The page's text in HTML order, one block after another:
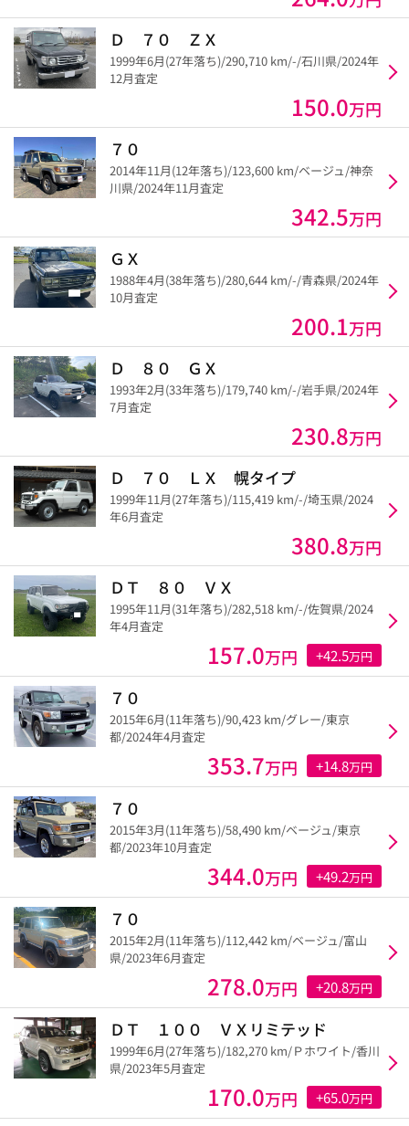
Ｄ ７０ ＺＸ
1999年6月(27年落ち)/290,710 km/-/石川県/2024年
12月査定
150.0万円
７０
2014年11月(12年落ち)/123,600 km/ベージュ/神奈
川県/2024年11月査定
342.5万円
ＧＸ
1988年4月(38年落ち)/280,644 km/-/青森県/2024年
10月査定
200.1万円
Ｄ ８０ ＧＸ
1993年2月(33年落ち)/179,740 km/-/岩手県/2024年
7月査定
230.8万円
Ｄ ７０ ＬＸ 幌タイプ
1999年11月(27年落ち)/115,419 km/-/埼玉県/2024
年6月査定
380.8万円
ＤＴ ８０ ＶＸ
1995年11月(31年落ち)/282,518 km/-/佐賀県/2024
年4月査定
157.0万円 +42.5万円
７０
2015年6月(11年落ち)/90,423 km/グレー/東京
都/2024年4月査定
353.7万円 +14.8万円
７０
2015年3月(11年落ち)/58,490 km/ベージュ/東京
都/2023年10月査定
344.0万円 +49.2万円
７０
2015年2月(11年落ち)/112,442 km/ベージュ/富山
県/2023年6月査定
278.0万円 +20.8万円
ＤＴ １００ ＶＸリミテッド
1999年6月(27年落ち)/182,270 km/Ｐホワイト/香川
県/2023年5月査定
170.0万円 +65.0万円